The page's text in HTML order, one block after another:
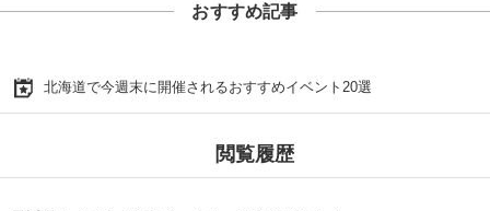
おすすめ記事
北海道で今週末に開催されるおすすめイベント20選
閲覧履歴